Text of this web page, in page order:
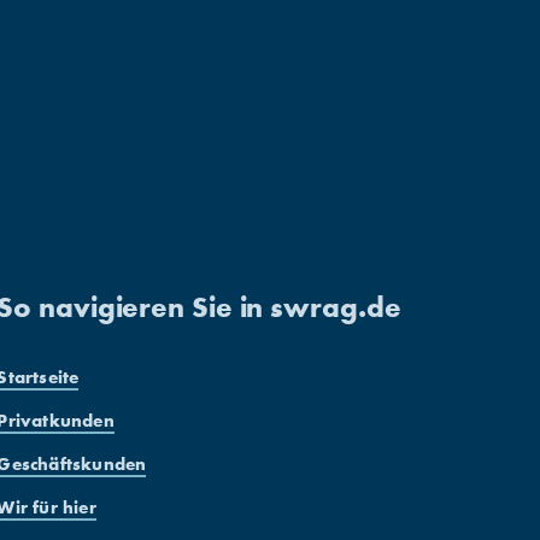
navigieren Sie in swrag.de
für hier